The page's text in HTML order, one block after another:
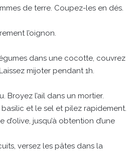
de terre. Coupez-les en dés.
l’oignon.
dans une cocotte, couvrez
mijoter pendant 1h.
Broyez l’ail dans un mortier.
et le sel et pilez rapidement.
d’olive, jusqu’à obtention d’une
versez les pâtes dans la